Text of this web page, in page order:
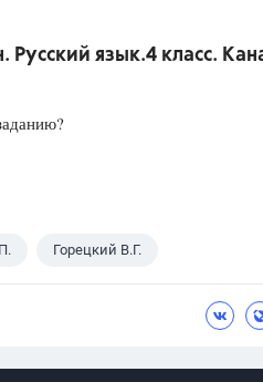
Русский язык.4 класс.
Горецкий В.Г.